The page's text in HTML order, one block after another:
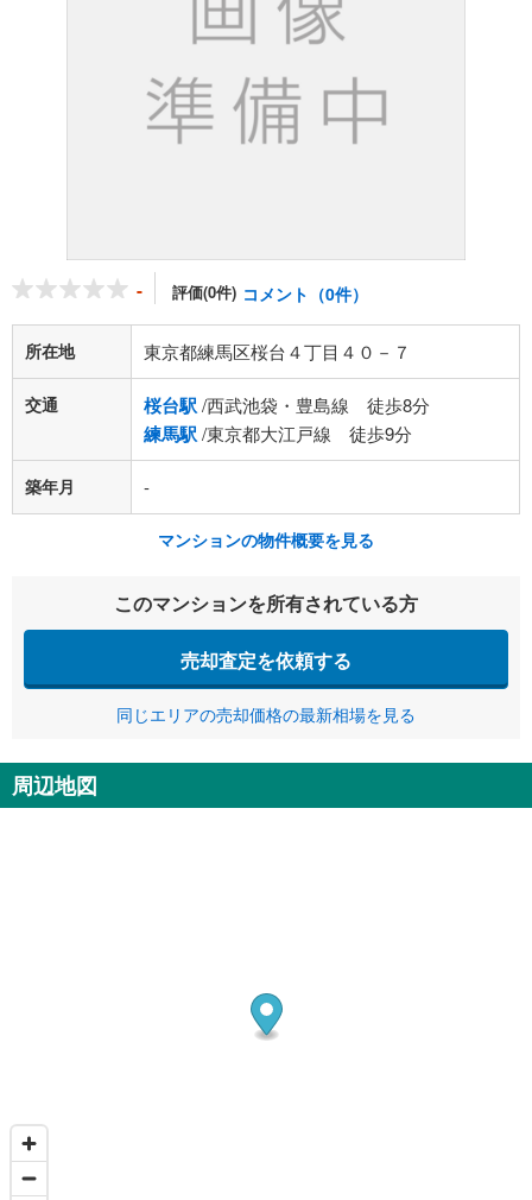
- 評価(0件) コメント（0件）
所在地 東京都練馬区桜台４丁目４０－７
交通 桜台駅/西武池袋・豊島線 徒歩8分
練馬駅/東京都大江戸線 徒歩9分
築年月 -
マンションの物件概要を見る
このマンションを所有されている方
売却査定を依頼する
同じエリアの売却価格の最新相場を見る
周辺地図